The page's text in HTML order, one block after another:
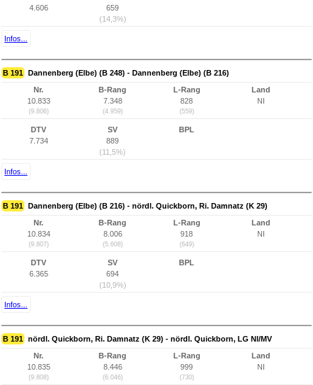
4.606
659
(14,3%)
Infos...
B 191 Dannenberg (Elbe) (B 248) - Dannenberg (Elbe) (B 216)
Nr.
10.833
(9.806)
B-Rang
7.348
(4.959)
L-Rang
828
(559)
Land
NI
DTV
7.734
SV
889
(11,5%)
BPL
Infos...
B 191 Dannenberg (Elbe) (B 216) - nördl. Quickborn, Ri. Damnatz (K 29)
Nr.
10.834
(9.807)
B-Rang
8.006
(5.608)
L-Rang
918
(649)
Land
NI
DTV
6.365
SV
694
(10,9%)
BPL
Infos...
B 191 nördl. Quickborn, Ri. Damnatz (K 29) - nördl. Quickborn, LG NI/MV
Nr.
10.835
(9.808)
B-Rang
8.446
(6.046)
L-Rang
999
(730)
Land
NI